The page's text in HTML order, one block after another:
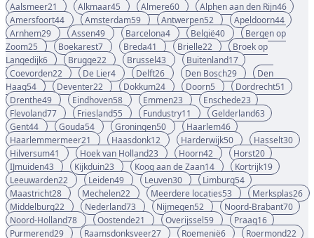
Aalsmeer21 Alkmaar45 Almere60 Alphen aan den Rijn46
Amersfoort44 Amsterdam59 Antwerpen52 Apeldoorn44
Arnhem29 Assen49 Barcelona4 België40
Bergen op
Zoom25 Boekarest7 Breda41 Brielle22
Broek op
Langedijk6 Brugge22 Brussel43 Buitenland17
Coevorden22 De Lier4 Delft26 Den Bosch29
Den
Haag54 Deventer22 Dokkum24 Doorn5 Dordrecht51
Drenthe49 Eindhoven58 Emmen23 Enschede23
Flevoland77 Friesland55 Fundustry11 Gelderland63
Gent44 Gouda54 Groningen50 Haarlem46
Haarlemmermeer21 Haasdonk12 Harderwijk50 Hasselt30
Hilversum41 Hoek van Holland23 Hoorn42 Horst20
IJmuiden43 Kijkduin23 Koog aan de Zaan14 Kortrijk19
Leeuwarden22 Leiden49 Leuven30 Limburg54
Maastricht28 Mechelen22 Meerdere locaties53 Merksplas26
Middelburg22 Nederland73 Nijmegen52 Noord-Brabant70
Noord-Holland78 Oostende21 Overijssel59 Praag16
Purmerend29 Raamsdonksveer27 Roemenië6 Roermond22